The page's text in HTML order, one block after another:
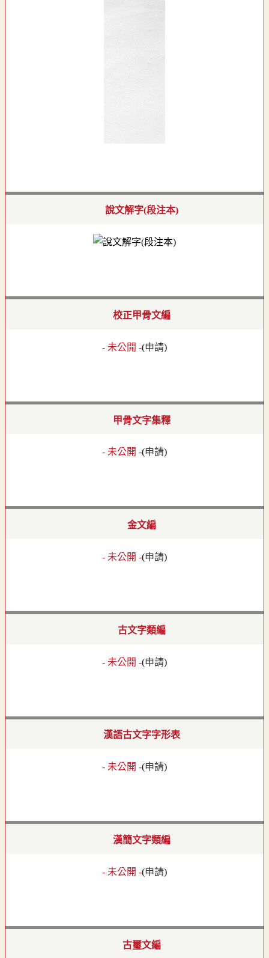
說文解字(段注本)
校正甲骨文編
- 未公開 -(申請)
甲骨文字集釋
- 未公開 -(申請)
金文編
- 未公開 -(申請)
古文字類編
- 未公開 -(申請)
漢語古文字字形表
- 未公開 -(申請)
漢簡文字類編
- 未公開 -(申請)
古璽文編